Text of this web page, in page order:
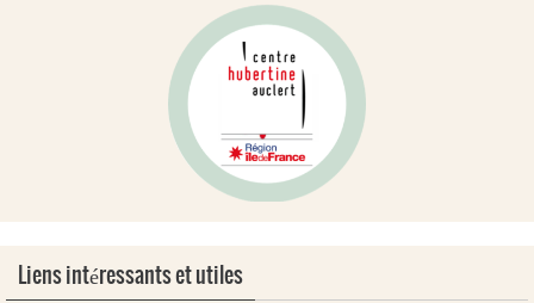
Liens intéressants et utiles